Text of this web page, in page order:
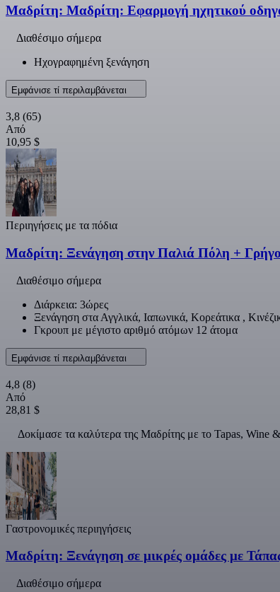
Μαδρίτη: Μαδρίτη: Εφαρμογή ηχητικού
Διαθέσιμο σήμερα
Ηχογραφημένη ξενάγηση
Εμφάνισε τί περιλαμβάνεται
3,8 (65)
Από
10,95 $
Περιηγήσεις με τα πόδια
Μαδρίτη: Ξενάγηση στην Παλιά Πόλη +
Διαθέσιμο σήμερα
Διάρκεια: 3ώρες
Ξενάγηση στα Αγγλικά, Ιαπωνικά, Κορεάτικα ,
Γκρουπ με μέγιστο αριθμό ατόμων 12 άτομα
Εμφάνισε τί περιλαμβάνεται
4,8 (8)
Από
28,81 $
Δοκίμασε τα καλύτερα της Μαδρίτης με το Tapas, Wine
Γαστρονομικές περιηγήσεις
Μαδρίτη: Ξενάγηση σε μικρές ομάδες με
Διαθέσιμο σήμερα